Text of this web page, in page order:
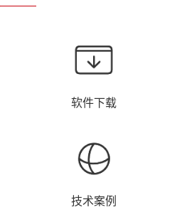
软件下载
技术案例